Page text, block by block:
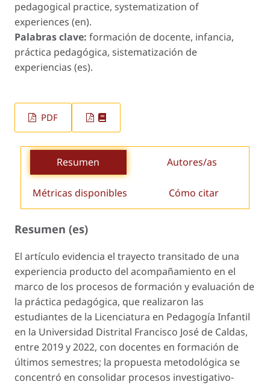
pedagogical practice, systematization of
experiences (en).
Palabras clave: formación de docente, infancia,
práctica pedagógica, sistematización de
experiencias (es).
PDF
Resumen Autores/as
Métricas disponibles Cómo citar
Resumen (es)
El artículo evidencia el trayecto transitado de una
experiencia producto del acompañamiento en el
marco de los procesos de formación y evaluación de
la práctica pedagógica, que realizaron las
estudiantes de la Licenciatura en Pedagogía Infantil
en la Universidad Distrital Francisco José de Caldas,
entre 2019 y 2022, con docentes en formación de
últimos semestres; la propuesta metodológica se
concentró en consolidar procesos investigativo-